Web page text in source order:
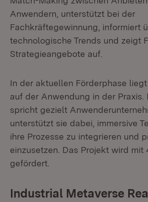
Anwendern, unterstützt bei der
Fachkräftegewinnung, informiert
technologische Trends und zeigt
Strategieangebote auf.
In der aktuellen Förderphase
auf der Anwendung in der Praxis.
spricht gezielt
unterstützt sie dabei, immersive
ihre Prozesse zu integrieren und
einzusetzen. Das Projekt wird mit
gefördert.
Industrial Metaverse